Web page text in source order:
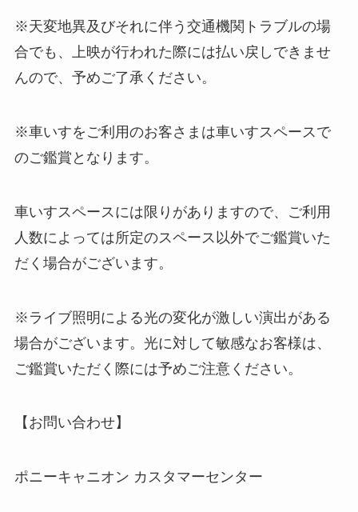
※天変地異及びそれに伴う交通機関トラブルの場
合でも、上映が行われた際には払い戻しできませ
んので、予めご了承ください。
※車いすをご利用のお客さまは車いすスペースで
のご鑑賞となります。
車いすスペースには限りがありますので、ご利用
人数によっては所定のスペース以外でご鑑賞いた
だく場合がございます。
※ライブ照明による光の変化が激しい演出がある
場合がございます。光に対して敏感なお客様は、
ご鑑賞いただく際には予めご注意ください。
【お問い合わせ】
ポニーキャニオン カスタマーセンター